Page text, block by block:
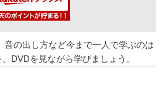
音の出し方など今まで一人で学ぶのは
DVDを見ながら学びましょう。